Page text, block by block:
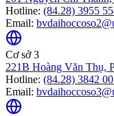
Hotline: (84.28) 3955
Email:
Cơ sở 3
221B Hoàng Văn Thụ,
Hotline: (84.28) 3842
Email: